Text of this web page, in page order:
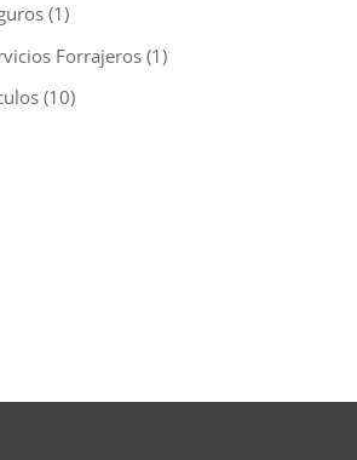
(1)
Forrajeros (1)
(10)